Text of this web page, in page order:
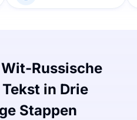
Russische
in Drie
Stappen